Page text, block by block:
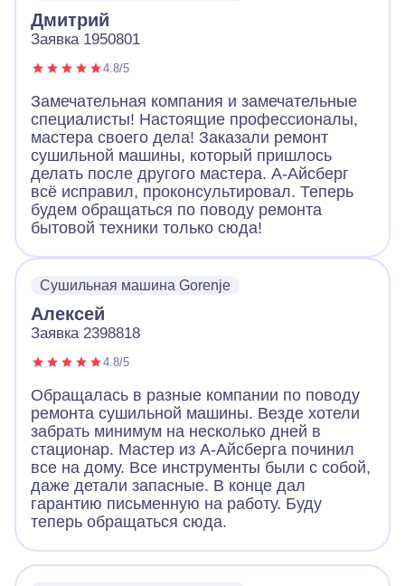
Дмитрий
Заявка 1950801
4.8/5
Замечательная компания и замечательные
специалисты! Настоящие профессионалы,
мастера своего дела! Заказали ремонт
сушильной машины, который пришлось
делать после другого мастера. А-Айсберг
всё исправил, проконсультировал. Теперь
будем обращаться по поводу ремонта
бытовой техники только сюда!
Сушильная машина Gorenje
Алексей
Заявка 2398818
4.8/5
Обращалась в разные компании по поводу
ремонта сушильной машины. Везде хотели
забрать минимум на несколько дней в
стационар. Мастер из А-Айсберга починил
все на дому. Все инструменты были с собой,
даже детали запасные. В конце дал
гарантию письменную на работу. Буду
теперь обращаться сюда.